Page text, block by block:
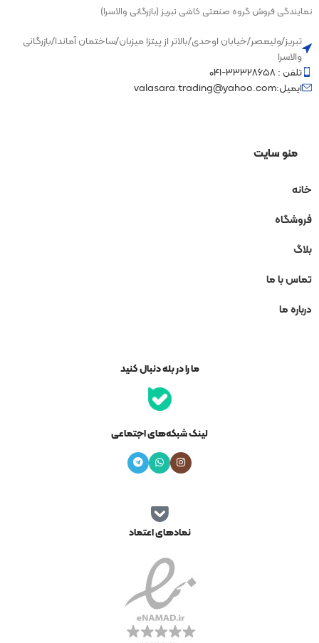
نمایندگی فروش گروه صنعتی کاشی تبریز (بازرگانی والاسرا)
تبریز/ولیعصر/خیابان اوحدی/بالاتر از پیتزا میزبان/ساختمان آماندا/بازرگانی
والاسرا
تلفن : ۳۳۳۲۸۶۵۸-۰۴۱
ایمیل:valasara.trading@yahoo.com
منو سایت
خانه
فروشگاه
بلاگ
تماس با ما
درباره ما
ما را در بله دنبال کنید
لینک شبکه‌های اجتماعی
نمادهای اعتماد